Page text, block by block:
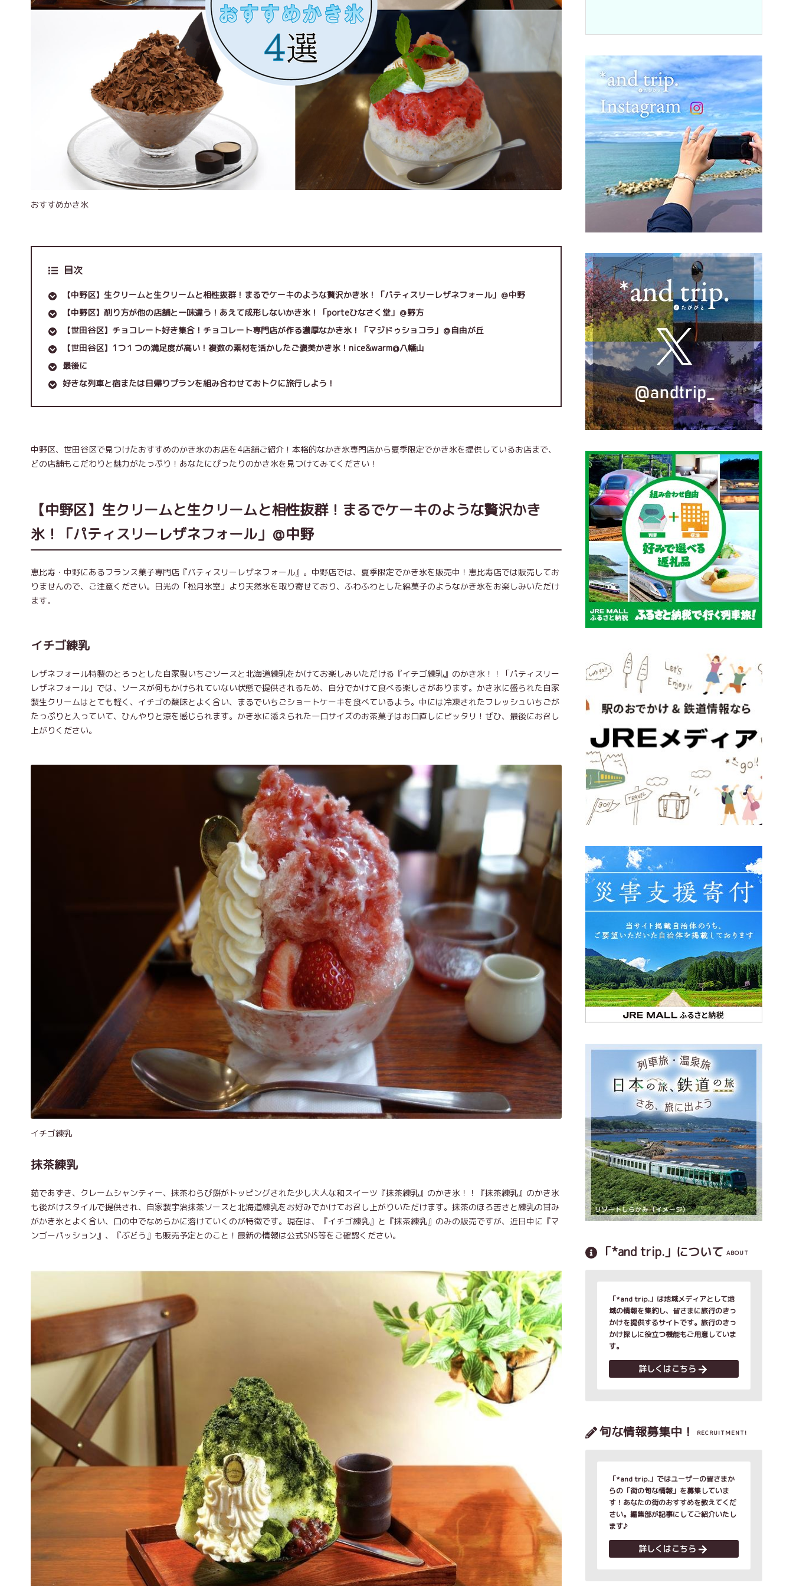
おすすめかき氷
目次
【中野区】生クリームと生クリームと相性抜群！まるでケーキのような贅沢かき氷！「パティスリーレザネフォール」＠中野
【中野区】削り方が他の店舗と一味違う！あえて成形しないかき氷！「porteひなさく堂」＠野方
【世田谷区】チョコレート好き集合！チョコレート専門店が作る濃厚なかき氷！「マジドゥショコラ」＠自由が丘
【世田谷区】1つ１つの満足度が高い！複数の素材を活かしたご褒美かき氷！nice&warm@八幡山
最後に
好きな列車と宿または日帰りプランを組み合わせておトクに旅行しよう！
中野区、世田谷区で見つけたおすすめのかき氷のお店を4店舗ご紹介！本格的なかき氷専門店から夏季限定でかき氷を提供しているお店まで、
どの店舗もこだわりと魅力がたっぷり！あなたにぴったりのかき氷を見つけてみてください！
【中野区】生クリームと生クリームと相性抜群！まるでケーキのような贅沢かき
氷！「パティスリーレザネフォール」＠中野
恵比寿・中野にあるフランス菓子専門店『パティスリーレザネフォール』。中野店では、夏季限定でかき氷を販売中！恵比寿店では販売してお
りませんので、ご注意ください。日光の「松月氷室」より天然氷を取り寄せており、ふわふわとした綿菓子のようなかき氷をお楽しみいただけ
ます。
イチゴ練乳
レザネフォール特製のとろっとした自家製いちごソースと北海道練乳をかけてお楽しみいただける『イチゴ練乳』のかき氷！！「パティスリー
レザネフォール」では、ソースが何もかけられていない状態で提供されるため、自分でかけて食べる楽しさがあります。かき氷に盛られた自家
製生クリームはとても軽く、イチゴの酸味とよく合い、まるでいちごショートケーキを食べているよう。中には冷凍されたフレッシュいちごが
たっぷりと入っていて、ひんやりと涼を感じられます。かき氷に添えられた一口サイズのお茶菓子はお口直しにピッタリ！ぜひ、最後にお召し
上がりください。
イチゴ練乳
抹茶練乳
茹であずき、クレームシャンティー、抹茶わらび餅がトッピングされた少し大人な和スイーツ『抹茶練乳』のかき氷！！『抹茶練乳』のかき氷
も後がけスタイルで提供され、自家製宇治抹茶ソースと北海道練乳をお好みでかけてお召し上がりいただけます。抹茶のほろ苦さと練乳の甘み
がかき氷とよく合い、口の中でなめらかに溶けていくのが特徴です。現在は、『イチゴ練乳』と『抹茶練乳』のみの販売ですが、近日中に『マ
ンゴーパッション』、『ぶどう』も販売予定とのこと！最新の情報は公式SNS等をご確認ください。
「*and trip.」について ABOUT
「*and trip.」は地域メディアとして地
域の情報を集約し、皆さまに旅行のきっ
かけを提供するサイトです。旅行のきっ
かけ探しに役立つ機能もご用意していま
す。
詳しくはこちら
旬な情報募集中！ RECRUITMENT!
「*and trip.」ではユーザーの皆さまか
らの「街の旬な情報」を募集していま
す！あなたの街のおすすめを教えてくだ
さい。編集部が記事にしてご紹介いたし
ます♪
詳しくはこちら